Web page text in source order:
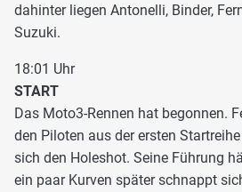
dahinter liegen Antonelli, Binder,
Suzuki.
18:01 Uhr
START
Das Moto3-Rennen hat begonnen.
den Piloten aus der ersten
sich den Holeshot. Seine Führung
ein paar Kurven später schnappt